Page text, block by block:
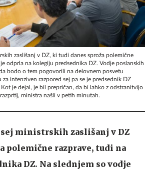
zaslišanj v DZ, ki tudi danes sproža polemične
odprla na kolegiju predsednika DZ. Vodje poslanskih
bodo o tem pogovorili na delovnem posvetu
intenziven razpored sej pa se je predsednik DZ
je dejal, je bil prepričan, da bi lahko z odstranitvijo
ministra našli v petih minutah.
sej ministrskih zaslišanj v DZ
polemične razprave, tudi na
DZ. Na slednjem so vodje